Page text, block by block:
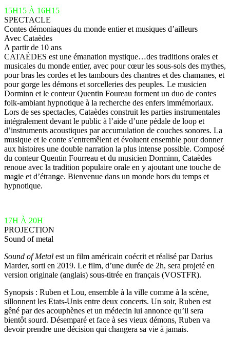
15H15 À 16H15
SPECTACLE
Contes démoniaques du monde entier et musiques d’ailleurs
Avec Cataèdes
A partir de 10 ans
CATAÈDES est une émanation mystique…des traditions orales et
musicales du monde entier, avec pour cœur les sous-sols des mythes,
pour bras les cordes et les tambours des chantres et des chamanes, et
pour gorge les démons et sorcelleries des peuples. Le musicien
Dorminn et le conteur Quentin Foureau forment un duo de contes
folk-ambiant hypnotique à la recherche des enfers immémoriaux.
Lors de ses spectacles, Cataèdes construit les parties instrumentales
intégralement devant le public à l’aide d’une pédale de loop et
d’instruments acoustiques par accumulation de couches sonores. La
musique et le conte s’entremêlent et évoluent ensemble pour donner
aux histoires une double narration la plus intense possible. Composé
du conteur Quentin Fourreau et du musicien Dorminn, Cataèdes
renoue avec la tradition populaire orale en y ajoutant une touche de
magie et d’étrange. Bienvenue dans un monde hors du temps et
hypnotique.
17H À 20H
PROJECTION
Sound of metal
Sound of Metal est un film américain coécrit et réalisé par Darius
Marder, sorti en 2019. Le film, d’une durée de 2h, sera projeté en
version originale (anglais) sous-titrée en français (VOSTFR).
Synopsis : Ruben et Lou, ensemble à la ville comme à la scène,
sillonnent les Etats-Unis entre deux concerts. Un soir, Ruben est
gêné par des acouphènes et un médecin lui annonce qu’il sera
bientôt sourd. Désemparé et face à ses vieux démons, Ruben va
devoir prendre une décision qui changera sa vie à jamais.